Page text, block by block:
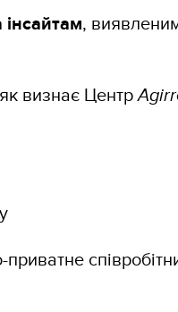
,
визнає Центр